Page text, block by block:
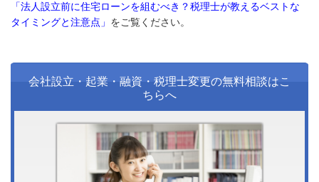
「法人設立前に住宅ローンを組むべき？税理士が教えるベストな
タイミングと注意点」 をご覧ください。
会社設立・起業・融資・税理士変更の無料相談はこ
ちらへ